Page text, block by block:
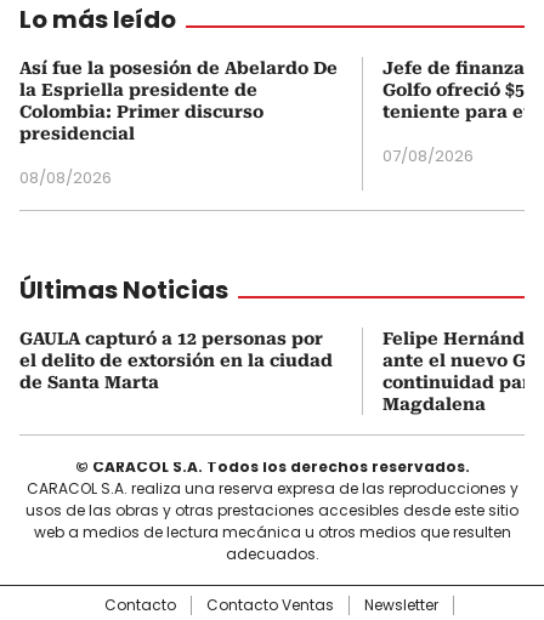
Lo más leído
Así fue la posesión de Abelardo De
la Espriella presidente de
Colombia: Primer discurso
presidencial
08/08/2026
Jefe de finanzas
Golfo ofreció
teniente para
07/08/2026
Últimas Noticias
GAULA capturó a 12 personas por
el delito de extorsión en la ciudad
de Santa Marta
Felipe
ante el nuevo
continuidad
Magdalena
© CARACOL S.A. Todos los derechos reservados.
CARACOL S.A. realiza una reserva expresa de las reproducciones y
usos de las obras y otras prestaciones accesibles desde este sitio
web a medios de lectura mecánica u otros medios que resulten
adecuados.
Contacto Contacto Ventas Newsletter